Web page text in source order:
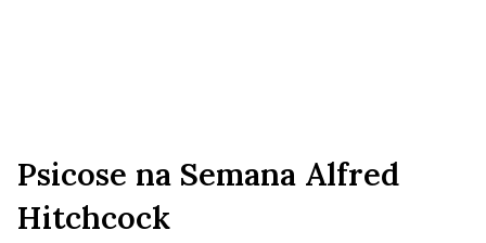
Psicose na Semana Alfred
Hitchcock